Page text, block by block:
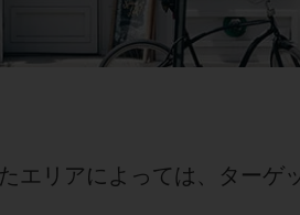
エリアによっては、ターゲ